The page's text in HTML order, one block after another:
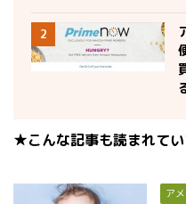
2
★こんな記事も読まれて
ア